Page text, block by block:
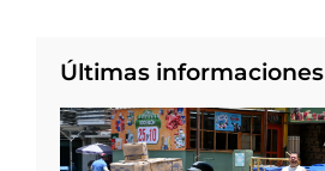
Últimas informaciones